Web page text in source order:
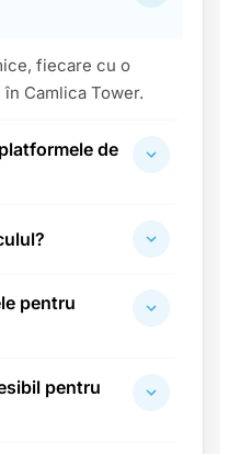
fiecare cu o
Camlica Tower.
de
pentru
pentru